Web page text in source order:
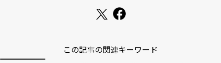
この記事の関連キーワード